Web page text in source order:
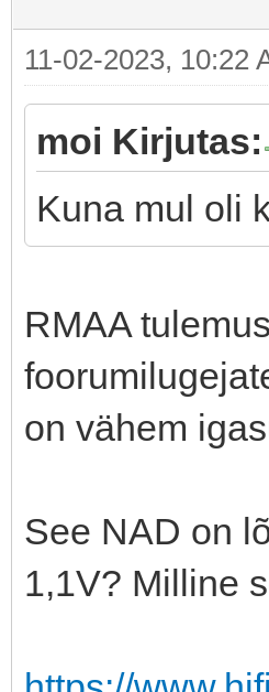
11-02-2023, 10:22
moi Kirjutas:
Kuna mul oli
RMAA
on vähem
See NAD on
1,1V? Milline